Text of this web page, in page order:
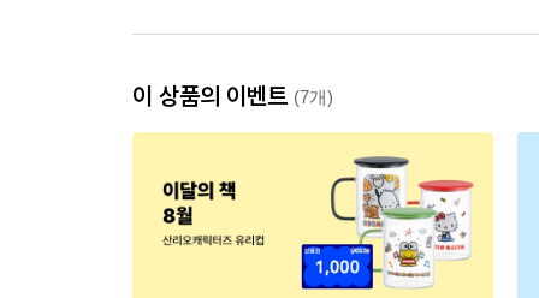
이 상품의 이벤트 (7개)